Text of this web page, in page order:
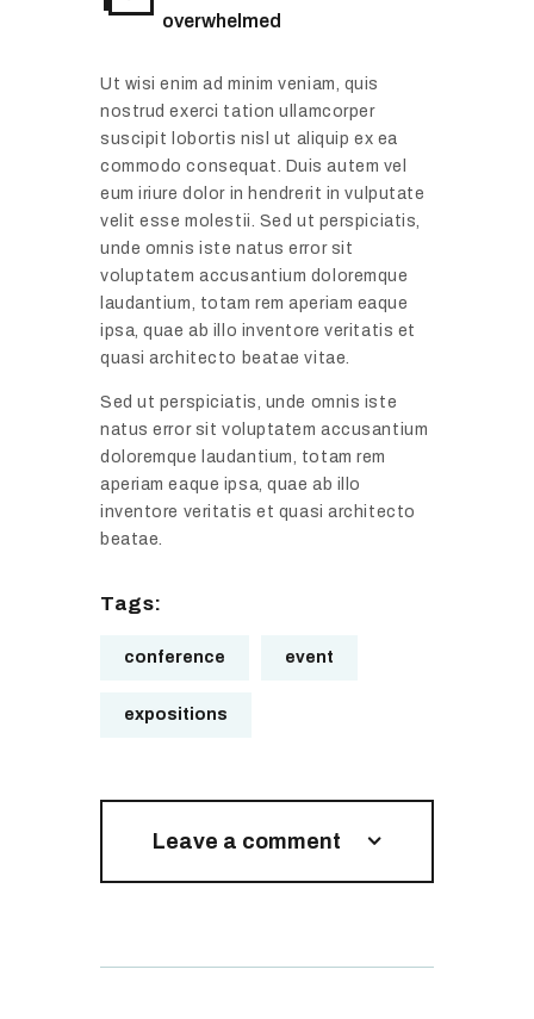
overwhelmed
Ut wisi enim ad minim veniam, quis
nostrud exerci tation ullamcorper
suscipit lobortis nisl ut aliquip ex ea
commodo consequat. Duis autem vel
eum iriure dolor in hendrerit in vulputate
velit esse molestii. Sed ut perspiciatis,
unde omnis iste natus error sit
voluptatem accusantium doloremque
laudantium, totam rem aperiam eaque
ipsa, quae ab illo inventore veritatis et
quasi architecto beatae vitae.
Sed ut perspiciatis, unde omnis iste
natus error sit voluptatem accusantium
doloremque laudantium, totam rem
aperiam eaque ipsa, quae ab illo
inventore veritatis et quasi architecto
beatae.
Tags:
conference event
expositions
Leave a comment
w
i
a
n
D
i
g
i
t
a
l
T
r
a
v
e
e
2
9
V
i
d
C
o
C
a
l
i
e
o